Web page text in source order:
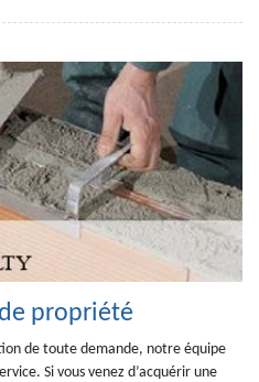
propriété
de toute demande, notre équipe
Si vous venez d’acquérir une